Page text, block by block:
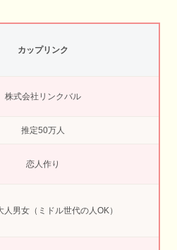
カップリンク
株式会社リンクバル
推定50万人
恋人作り
人男女（ミドル世代の人OK）